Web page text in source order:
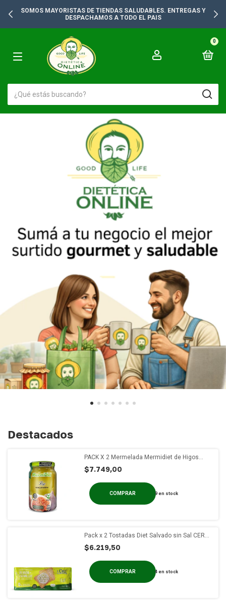
LA MEJOR VARIEDAD Y AL MEJOR PRECIO
0
Destacados
PACK X 2 Mermelada Mermidiet de Higos
$7.749,00
9 en stock
Pack x 2 Tostadas Diet Salvado sin Sal CERAL
$6.219,50
4 en stock